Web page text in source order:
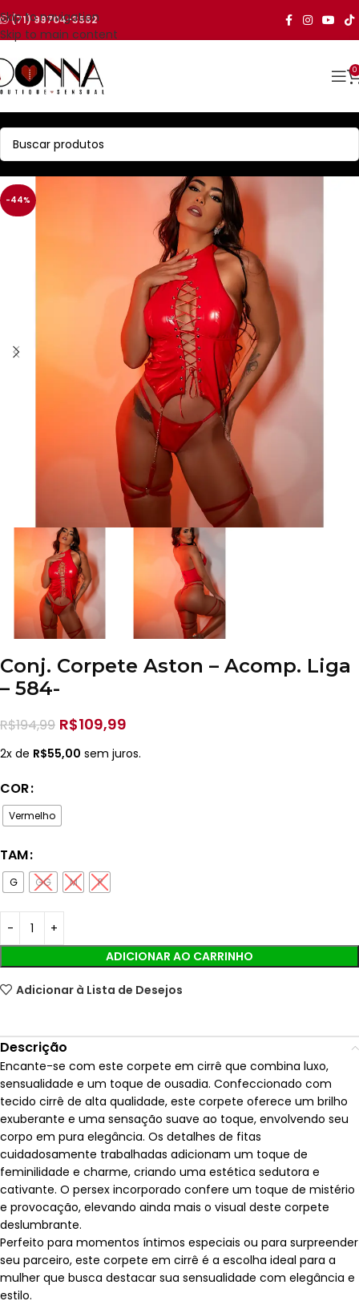
Skip to navigation
Skip to main content
(71) 99704-3552
0
-44%
Conj. Corpete Aston – Acomp. Liga
– 584-
R$194,99 R$109,99
2x de R$55,00 sem juros.
COR
Vermelho
TAM
G GG M P
ADICIONAR AO CARRINHO
Adicionar à Lista de Desejos
Descrição
Encante-se com este corpete em cirrê que combina luxo,
sensualidade e um toque de ousadia. Confeccionado com
tecido cirrê de alta qualidade, este corpete oferece um brilho
exuberante e uma sensação suave ao toque, envolvendo seu
corpo em pura elegância. Os detalhes de fitas
cuidadosamente trabalhadas adicionam um toque de
feminilidade e charme, criando uma estética sedutora e
cativante. O persex incorporado confere um toque de mistério
e provocação, elevando ainda mais o visual deste corpete
deslumbrante.
Perfeito para momentos íntimos especiais ou para surpreender
seu parceiro, este corpete em cirrê é a escolha ideal para a
mulher que busca destacar sua sensualidade com elegância e
estilo.